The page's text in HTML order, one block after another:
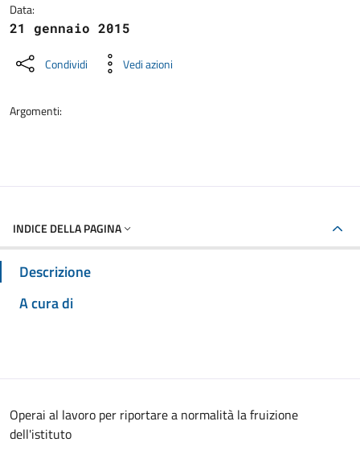
Data:
21 gennaio 2015
Condividi Vedi azioni
Argomenti:
INDICE DELLA PAGINA
Descrizione
A cura di
Operai al lavoro per riportare a normalità la fruizione
dell'istituto